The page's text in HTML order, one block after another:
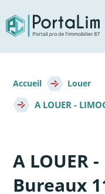
directement
au
contenu
d'Ariane
Accueil Louer
A LOUER -
A LOUER
Bureaux